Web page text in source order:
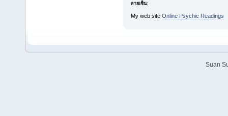
ลายเซ็น:
My web site Online Psychic Readings
Suan